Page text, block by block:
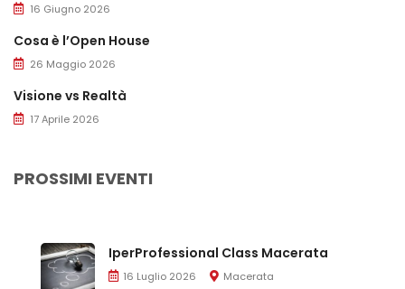
16 Giugno 2026
Cosa è l’Open House
26 Maggio 2026
Visione vs Realtà
17 Aprile 2026
PROSSIMI EVENTI
IperProfessional Class Macerata
16 Luglio 2026 Macerata